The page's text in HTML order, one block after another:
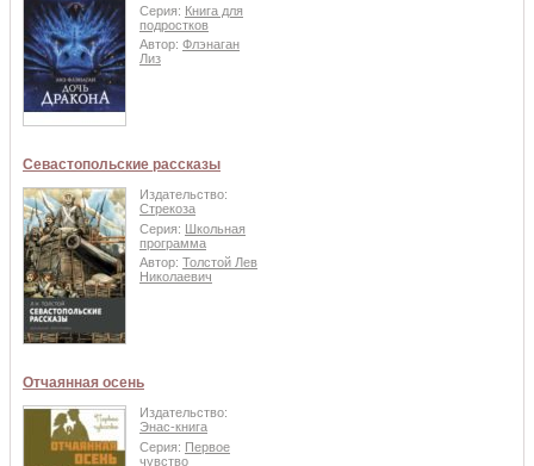
Серия: Книга для
подростков
Автор: Флэнаган
Лиз
Севастопольские рассказы
Издательство:
Стрекоза
Серия: Школьная
программа
Автор: Толстой Лев
Николаевич
Отчаянная осень
Издательство:
Энас-книга
Серия: Первое
чувство